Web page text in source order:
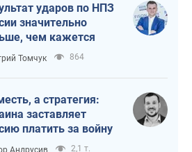
ударов по НПЗ
значительно
чем кажется
Томчук 864
а стратегия:
заставляет
платить за войну
Андрусив 2,1 т.